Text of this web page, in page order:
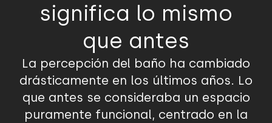
significa lo mismo
que antes
La percepción del baño ha cambiado
drásticamente en los últimos años. Lo
que antes se consideraba un espacio
puramente funcional, centrado en la